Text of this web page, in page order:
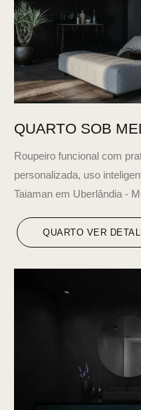
QUARTO SOB
Roupeiro funcional com
personalizada, uso
Taiaman em Uberlândia -
QUARTO VER